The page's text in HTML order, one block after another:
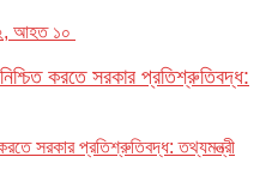
২, আহত ১০
সরকার প্রতিশ্রুতিবদ্ধ: তথ্যমন্ত্রী